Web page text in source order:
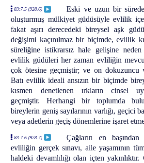
83:7.5 (928.6)
Eski ve uzun bir
oluşturmuş mülkiyet güdüsüyle evlilik
fakat aşırı derecedeki bireysel aşk
değişimi kaçınılmaz bir biçimde, evlilik
süreliğine istikrarsız hale gelişine neden
evlilik güdüleri her zaman evliliğin
çok ötesine geçmiştir; ve on dokuzuncu
Batı evlilik ideali ansızın bir biçimde
kısmen denetlenen ırkların cinsel
geçmiştir. Herhangi bir toplumda
bireylerin geniş sayılarının varlığı, geçici
veya adetlerin geçiş dönemlerine işaret
83:7.6 (928.7)
Çağların en
evliliğin gerçek sınavı, aile yaşamının
haldeki devamlılığı olan içten